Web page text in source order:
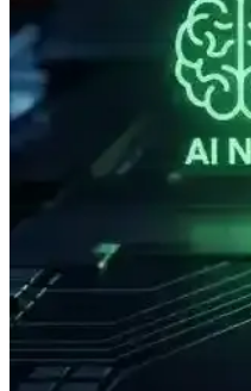
AMD Athlon ve PC
2000 yılında AMD Athlon, 1
Intel Panther Lake XPS
Intel Panther Lake mimarili
Apple'ın 2026 Mac
Apple'ın 2026 Mac mini
gündemde.
Akıllı Telefonlarda
Akıllı telefonlarda işlemci